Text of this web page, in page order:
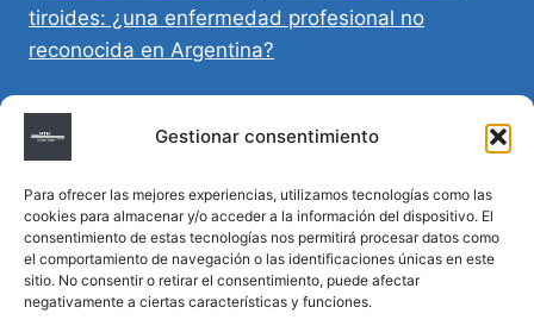
Gestionar consentimiento
Para ofrecer las mejores experiencias, utilizamos tecnologías como las
cookies para almacenar y/o acceder a la información del dispositivo. El
consentimiento de estas tecnologías nos permitirá procesar datos como
el comportamiento de navegación o las identificaciones únicas en este
sitio. No consentir o retirar el consentimiento, puede afectar
negativamente a ciertas características y funciones.
tiroides: ¿una enfermedad profesional no
reconocida en Argentina?
Directivas Médicas Anticipadas en Córdoba:
requisitos, registro y validez legal
Sumar vida a los años: decálogo para un
envejecimiento saludable
Determinación de la hora de muerte en